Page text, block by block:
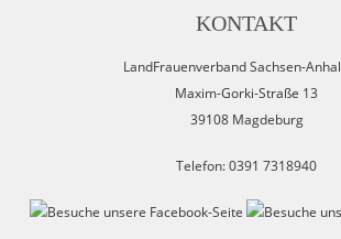
KONTAKT
LandFrauenverband Sachsen-
Maxim-Gorki-Straße 13
39108 Magdeburg
Telefon: 0391 7318940